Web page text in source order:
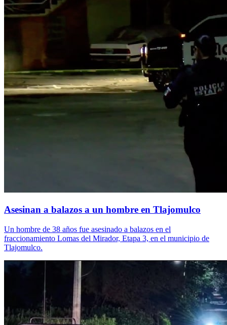
Asesinan a balazos a un hombre en Tlajomulco
Un hombre de 38 años fue asesinado a balazos en el
fraccionamiento Lomas del Mirador, Etapa 3, en el municipio de
Tlajomulco.